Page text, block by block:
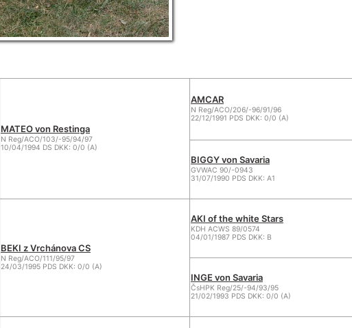
MATEO von Restinga
N Reg/ACO/103/-95/94/97
10/04/1994 DS DKK: 0/0 (A)
AMCAR
N Reg/ACO/206/-96/91/96
22/12/1991 PDS DKK: 0/0 (A)
BIGGY von Savaria
GVWAC 90/-0943
31/07/1990 PDS DKK: A1
BEKI z Vrchánova CS
N Reg/ACO/111/95/97
24/03/1995 PDS DKK: 0/0 (A)
AKI of the white Stars
KDH ACWS 89/0574
04/01/1987 PDS DKK: B
INGE von Savaria
ČsHPK Reg/25/-94/93/95
21/02/1993 PDS DKK: 0/0 (A)